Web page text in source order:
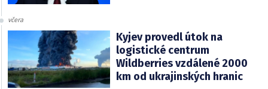
včera
Kyjev provedl útok na
logistické centrum
Wildberries vzdálené 2000
km od ukrajinských hranic